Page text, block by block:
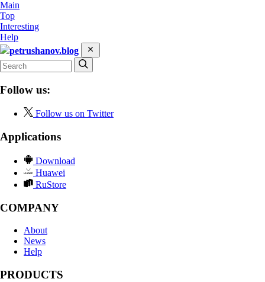
Main
Top
Interesting
Help
petrushanov.blog
Follow us:
Follow us on Twitter
Applications
Download
Huawei
RuStore
COMPANY
About
News
Help
PRODUCTS